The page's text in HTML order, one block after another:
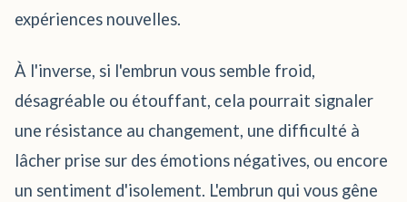
expériences nouvelles.
À l'inverse, si l'embrun vous semble froid,
désagréable ou étouffant, cela pourrait signaler
une résistance au changement, une difficulté à
lâcher prise sur des émotions négatives, ou encore
un sentiment d'isolement. L'embrun qui vous gêne